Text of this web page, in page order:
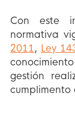
Con este
normativa
2011, Ley
gestión
cumplimento